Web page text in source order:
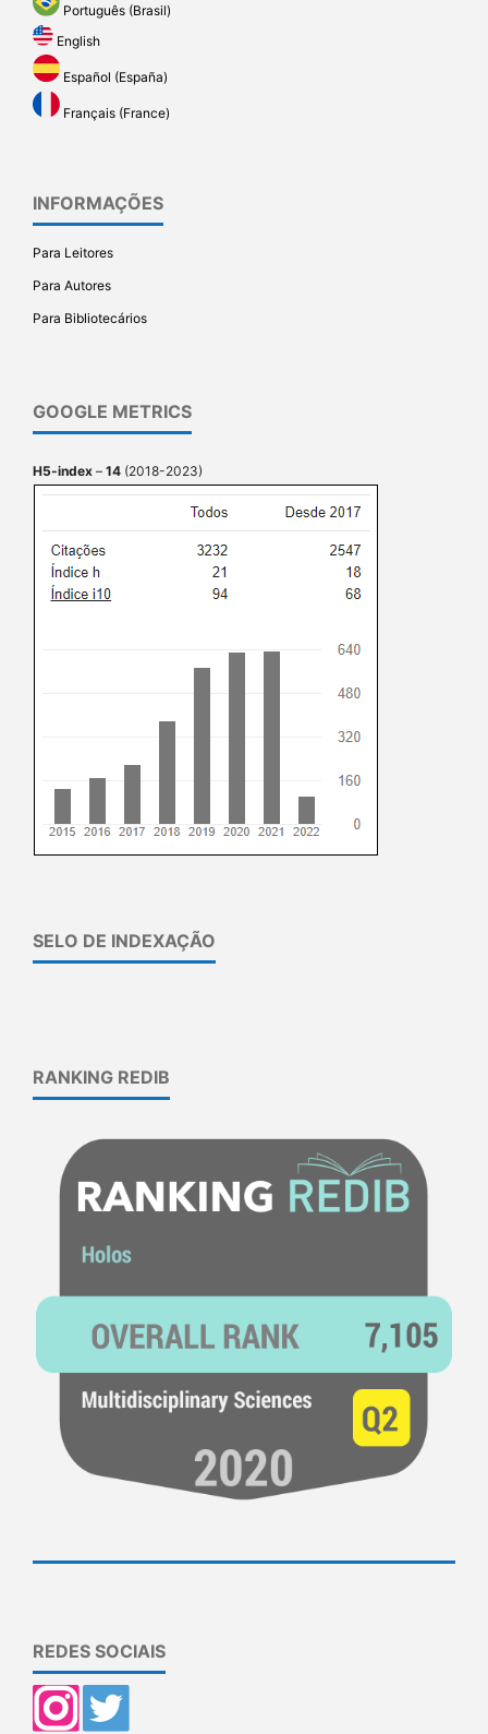
Português (Brasil)
English
Español (España)
Français (France)
INFORMAÇÕES
Para Leitores
Para Autores
Para Bibliotecários
GOOGLE METRICS
H5-index – 14 (2018-2023)
SELO DE INDEXAÇÃO
RANKING REDIB
REDES SOCIAIS